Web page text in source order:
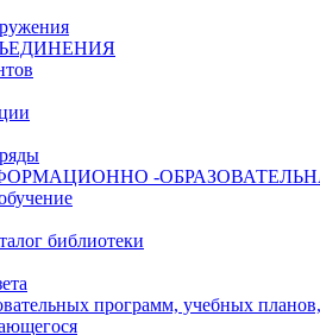
-
библиотеки
программ, учебных